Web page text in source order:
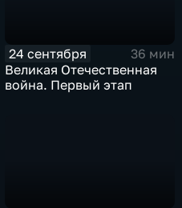
24 сентября
36 мин
Великая Отечественная
война. Первый этап